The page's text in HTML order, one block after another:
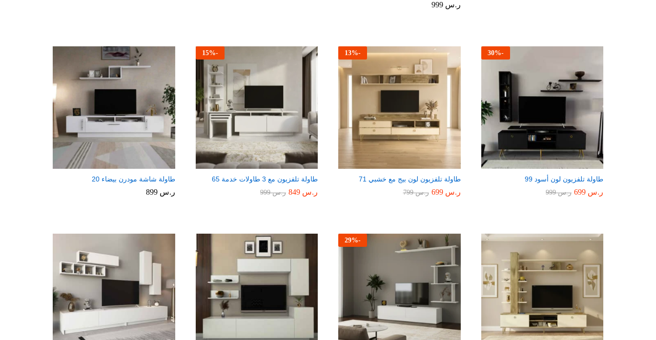
تم التقييم
ر.س 999
-
30%
طاولة تلفزيون لون أسود 99
ر.س ر.س999
-
13%
طاولة تلفزيون لون بيج مع خشبي 71
ر.س 699 ر.س799
-
15%
طاولة تلفزيون مع 3 طاولات خدمة 65
ر.س ر.س999
طاولة شاشة مودرن بيضاء 20
ر.س 899
-
29%